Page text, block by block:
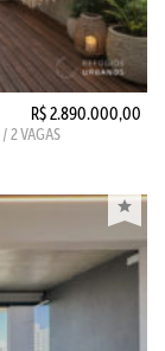
R$ 2.890.000,00
2 VAGAS